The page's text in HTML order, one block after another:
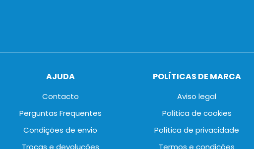
AJUDA
Contacto
Perguntas Frequentes
Condições de envio
Trocas e devoluções
POLÍTICAS DE MARCA
Aviso legal
Política de cookies
Política de privacidade
Termos e condições